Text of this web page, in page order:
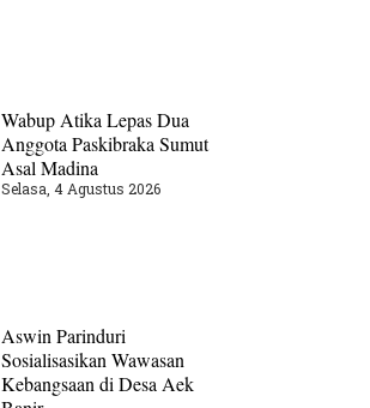
Wabup Atika Lepas Dua
Anggota Paskibraka Sumut
Asal Madina
Selasa, 4 Agustus 2026
Aswin Parinduri
Sosialisasikan Wawasan
Kebangsaan di Desa Aek